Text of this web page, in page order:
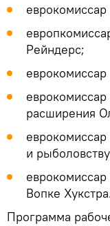
Рейндерс;
расширения
и
Вопке
Программа